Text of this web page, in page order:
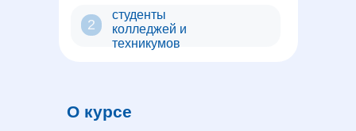
2
студенты
колледжей и
техникумов
О курсе